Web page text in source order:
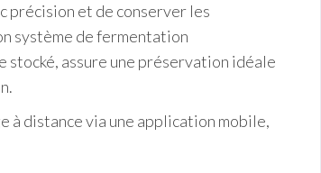
précision et de conserver les
système de fermentation
stocké, assure une préservation idéale
à distance via une application mobile,